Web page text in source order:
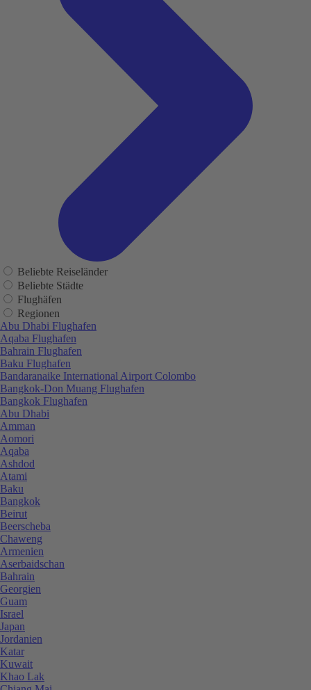
Beliebte Reiseländer
Beliebte Städte
Flughäfen
Regionen
Abu Dhabi Flughafen
Aqaba Flughafen
Bahrain Flughafen
Baku Flughafen
Bandaranaike International Airport Colombo
Bangkok-Don Muang Flughafen
Bangkok Flughafen
Abu Dhabi
Amman
Aomori
Aqaba
Ashdod
Atami
Baku
Bangkok
Beirut
Beerscheba
Chaweng
Armenien
Aserbaidschan
Bahrain
Georgien
Guam
Israel
Japan
Jordanien
Katar
Kuwait
Khao Lak